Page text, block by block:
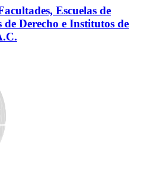
Escuelas de
Derecho e Institutos de